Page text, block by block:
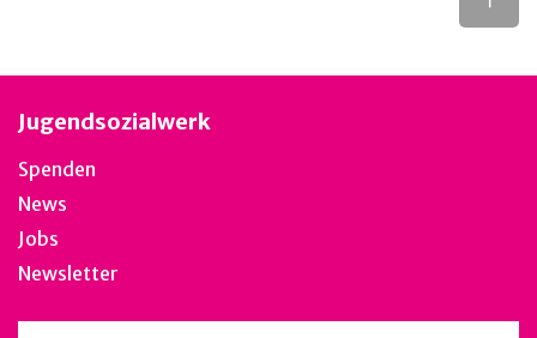
Jugendsozialwerk
Spenden
News
Jobs
Newsletter